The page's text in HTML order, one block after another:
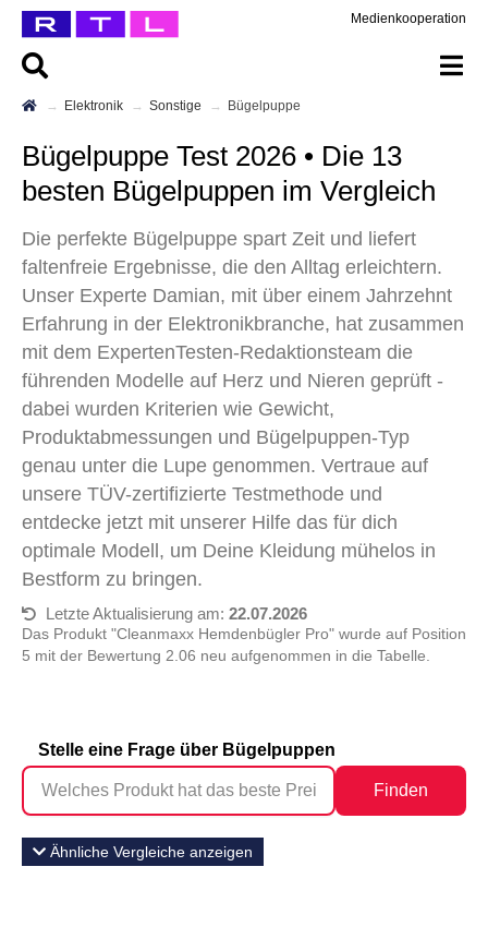
Medienkooperation
Elektronik Sonstige Bügelpuppe
Bügelpuppe Test 2026 • Die 13
besten Bügelpuppen im Vergleich
Die perfekte Bügelpuppe spart Zeit und liefert
faltenfreie Ergebnisse, die den Alltag erleichtern.
Unser Experte Damian, mit über einem Jahrzehnt
Erfahrung in der Elektronikbranche, hat zusammen
mit dem ExpertenTesten-Redaktionsteam die
führenden Modelle auf Herz und Nieren geprüft -
dabei wurden Kriterien wie Gewicht,
Produktabmessungen und Bügelpuppen-Typ
genau unter die Lupe genommen. Vertraue auf
unsere TÜV-zertifizierte Testmethode und
entdecke jetzt mit unserer Hilfe das für dich
optimale Modell, um Deine Kleidung mühelos in
Bestform zu bringen.
Letzte Aktualisierung am: 22.07.2026
Das Produkt "Cleanmaxx Hemdenbügler Pro" wurde auf Position
5 mit der Bewertung 2.06 neu aufgenommen in die Tabelle.
Stelle eine Frage über Bügelpuppen
Finden
Ähnliche Vergleiche anzeigen